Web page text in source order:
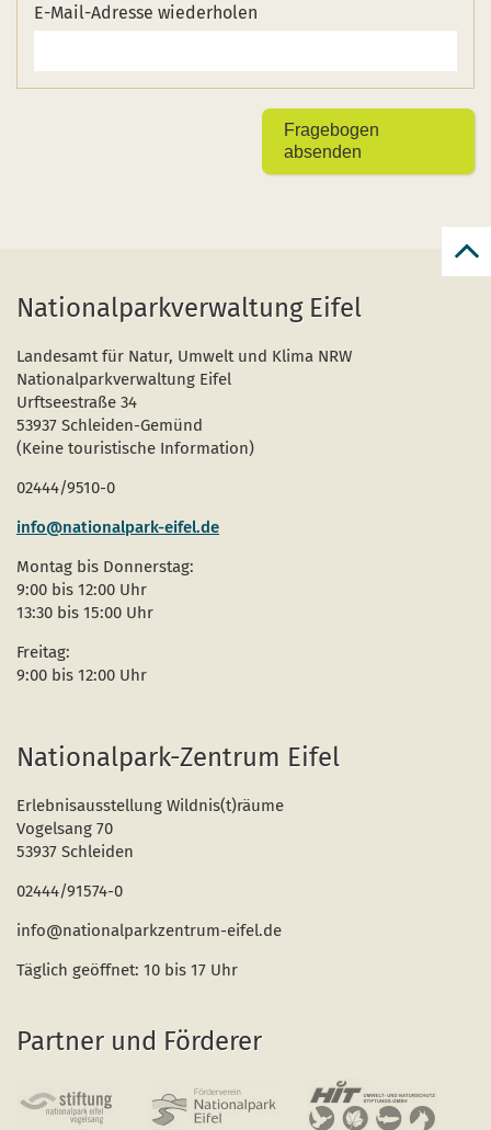
E-Mail-Adresse wiederholen
Fragebogen
absenden
Nationalparkverwaltung Eifel
Landesamt für Natur, Umwelt und Klima NRW
Nationalparkverwaltung Eifel
Urftseestraße 34
53937 Schleiden-Gemünd
(Keine touristische Information)
02444/9510-0
info@nationalpark-eifel.de
Montag bis Donnerstag:
9:00 bis 12:00 Uhr
13:30 bis 15:00 Uhr
Freitag:
9:00 bis 12:00 Uhr
Nationalpark-Zentrum Eifel
Erlebnisausstellung Wildnis(t)räume
Vogelsang 70
53937 Schleiden
02444/91574-0
info@nationalparkzentrum-eifel.de
Täglich geöffnet: 10 bis 17 Uhr
Partner und Förderer